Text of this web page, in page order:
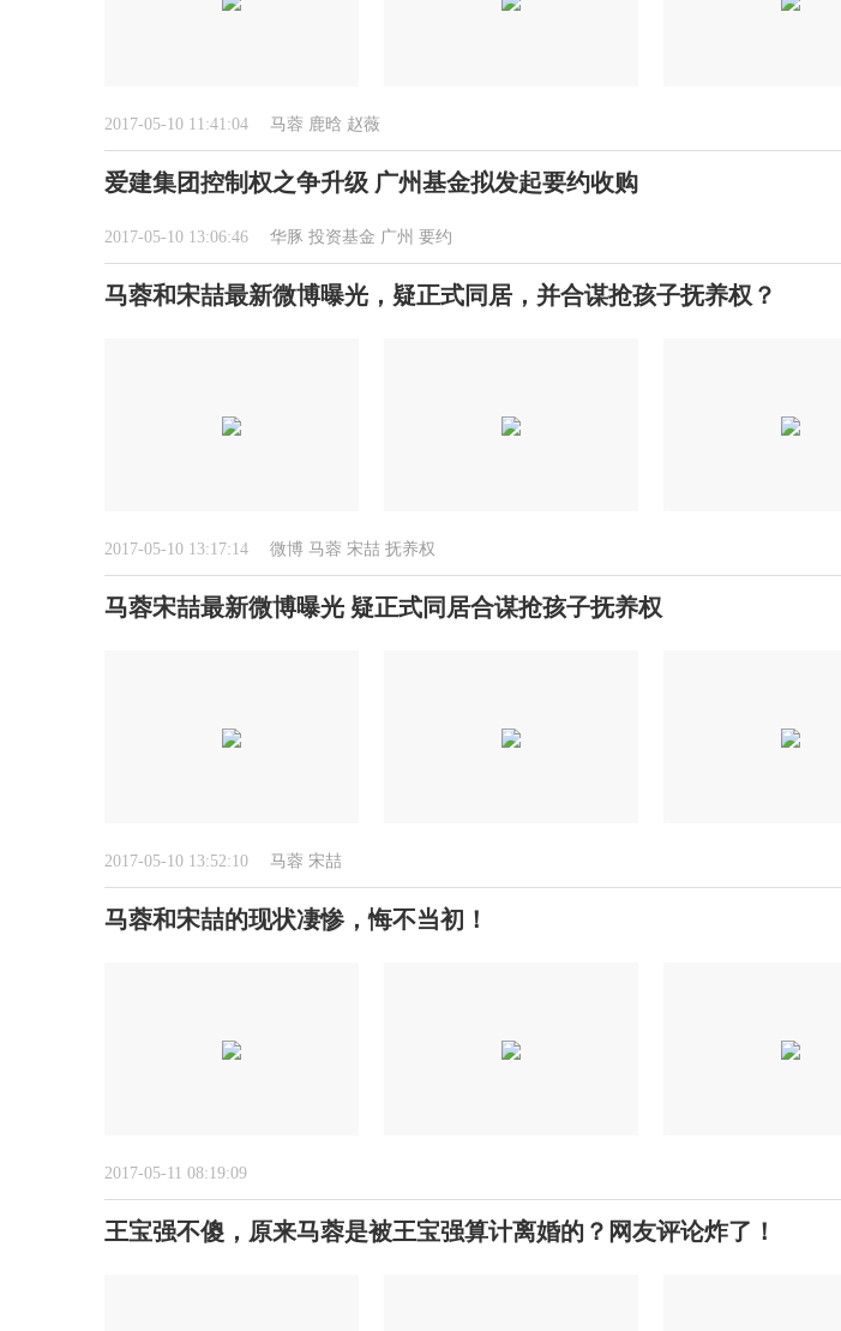
2017-05-10 11:41:04 马蓉 鹿晗 赵薇
爱建集团控制权之争升级 广州基金拟发起要约收购
2017-05-10 13:06:46 华豚 投资基金 广州 要约
马蓉和宋喆最新微博曝光，疑正式同居，并合谋抢孩子抚养权？
2017-05-10 13:17:14 微博 马蓉 宋喆 抚养权
马蓉宋喆最新微博曝光 疑正式同居合谋抢孩子抚养权
2017-05-10 13:52:10 马蓉 宋喆
马蓉和宋喆的现状凄惨，悔不当初！
2017-05-11 08:19:09
王宝强不傻，原来马蓉是被王宝强算计离婚的？网友评论炸了！